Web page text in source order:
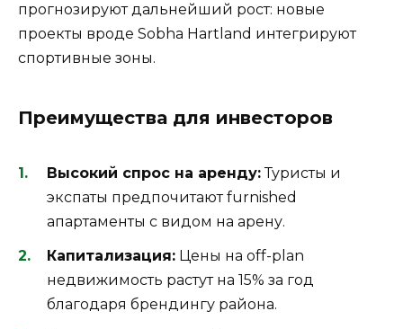
прогнозируют дальнейший рост: новые
проекты вроде Sobha Hartland интегрируют
спортивные зоны.
Преимущества для инвесторов
Высокий спрос на аренду:Туристы и
экспаты предпочитают furnished
апартаменты с видом на арену.
Капитализация: Цены на off-plan
недвижимость растут на 15% за год
благодаря брендингу района.